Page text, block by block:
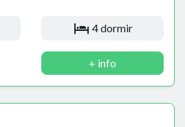
4 dormir
+ info